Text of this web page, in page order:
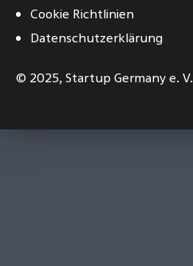
Cookie Richtlinien
Datenschutzerklärung
© 2025,Startup Germany e. V.